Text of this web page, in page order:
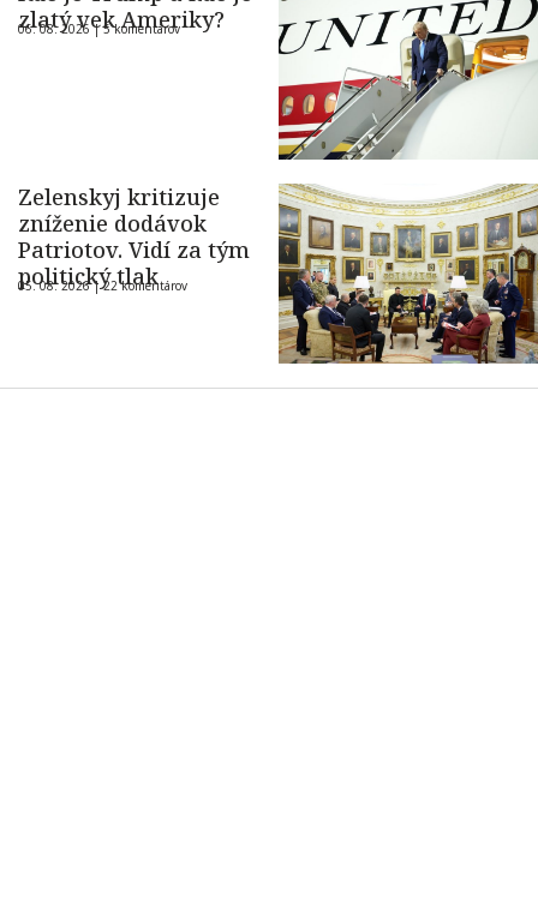
zlatý vek Ameriky?
06. 08. 2026 |5 komentárov
Zelenskyj kritizuje
zníženie dodávok
Patriotov. Vidí za tým
politický tlak
05. 08. 2026 |22 komentárov